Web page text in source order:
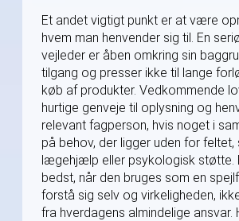
Et andet vigtigt punkt er at være
hvem man henvender sig til. En
vejleder er åben omkring sin
tilgang og presser ikke til lange
køb af produkter. Vedkommende
hurtige genveje til oplysning og
relevant fagperson, hvis noget i
på behov, der ligger uden for feltet,
lægehjælp eller psykologisk støtte.
bedst, når den bruges som en
forstå sig selv og virkeligheden,
fra hverdagens almindelige ansvar.